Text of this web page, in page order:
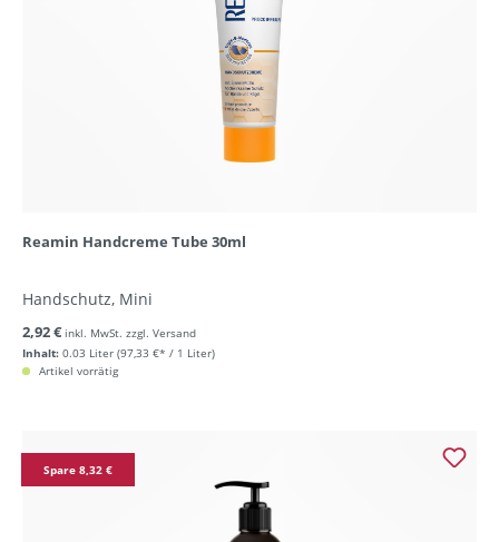
Reamin Handcreme Tube 30ml
Handschutz, Mini
Inhalt: 0.03 Liter (97,33 €* / 1 Liter)
2,92 € inkl. MwSt. zzgl. Versand
Artikel vorrätig
Spare 8,32 €